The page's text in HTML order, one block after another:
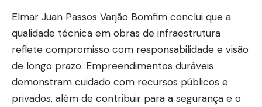
Elmar Juan Passos Varjão Bomfim conclui que a
qualidade técnica em obras de infraestrutura
reflete compromisso com responsabilidade e visão
de longo prazo. Empreendimentos duráveis
demonstram cuidado com recursos públicos e
privados, além de contribuir para a segurança e o